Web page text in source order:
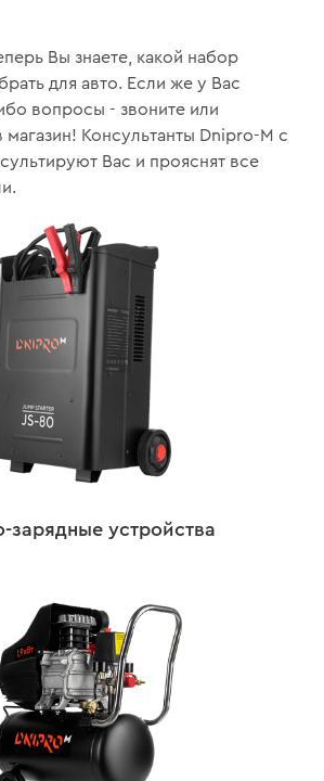
Вы знаете, какой набор
для авто. Если же у Вас
вопросы - звоните или
магазин! Консультанты Dnipro-M с
Вас и прояснят все
зарядные устройства